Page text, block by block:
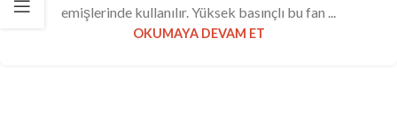
emişlerinde kullanılır. Yüksek basınçlı bu fan ...
OKUMAYA DEVAM ET